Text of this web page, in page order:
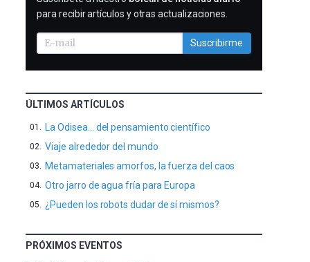
para recibir artículos y otras actualizaciones.
Suscribirme
ÚLTIMOS ARTÍCULOS
La Odisea… del pensamiento científico
Viaje alrededor del mundo
Metamateriales amorfos, la fuerza del caos
Otro jarro de agua fría para Europa
¿Pueden los robots dudar de sí mismos?
PRÓXIMOS EVENTOS